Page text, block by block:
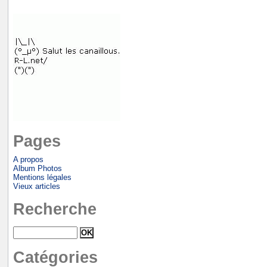
Pages
A propos
Album Photos
Mentions légales
Vieux articles
Recherche
Catégories